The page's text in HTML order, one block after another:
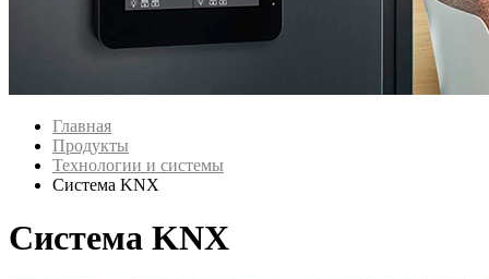
Главная
Продукты
Технологии и системы
Система KNX
Система KNX